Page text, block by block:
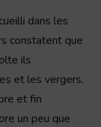
dans les
constatent que
ils
et les vergers,
et fin
un peu que